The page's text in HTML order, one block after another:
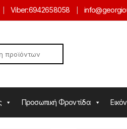
Viber:6942658058
Προσωπική Φροντίδα